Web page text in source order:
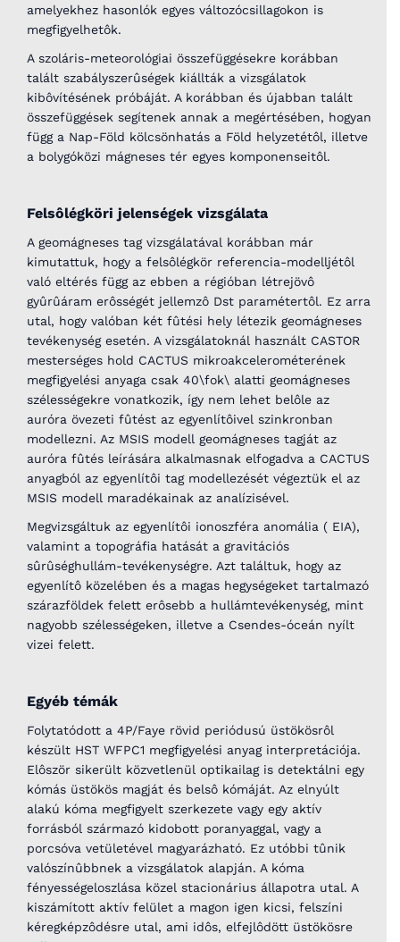
amelyekhez hasonlók egyes változócsillagokon is
megfigyelhetôk.
A szoláris-meteorológiai összefüggésekre korábban
talált szabályszerûségek kiállták a vizsgálatok
kibôvítésének próbáját. A korábban és újabban talált
összefüggések segítenek annak a megértésében, hogyan
függ a Nap-Föld kölcsönhatás a Föld helyzetétôl, illetve
a bolygóközi mágneses tér egyes komponenseitôl.
Felsôlégköri jelenségek vizsgálata
A geomágneses tag vizsgálatával korábban már
kimutattuk, hogy a felsôlégkör referencia-modelljétôl
való eltérés függ az ebben a régióban létrejövô
gyûrûáram erôsségét jellemzô Dst paramétertôl. Ez arra
utal, hogy valóban két fûtési hely létezik geomágneses
tevékenység esetén. A vizsgálatoknál használt CASTOR
mesterséges hold CACTUS mikroakcelerométerének
megfigyelési anyaga csak 40\fok\ alatti geomágneses
szélességekre vonatkozik, így nem lehet belôle az
auróra övezeti fûtést az egyenlítôivel szinkronban
modellezni. Az MSIS modell geomágneses tagját az
auróra fûtés leírására alkalmasnak elfogadva a CACTUS
anyagból az egyenlítôi tag modellezését végeztük el az
MSIS modell maradékainak az analízisével.
Megvizsgáltuk az egyenlítôi ionoszféra anomália ( EIA),
valamint a topográfia hatását a gravitációs
sûrûséghullám-tevékenységre. Azt találtuk, hogy az
egyenlítô közelében és a magas hegységeket tartalmazó
szárazföldek felett erôsebb a hullámtevékenység, mint
nagyobb szélességeken, illetve a Csendes-óceán nyílt
vizei felett.
Egyéb témák
Folytatódott a 4P/Faye rövid periódusú üstökösrôl
készült HST WFPC1 megfigyelési anyag interpretációja.
Elôször sikerült közvetlenül optikailag is detektálni egy
kómás üstökös magját és belsô kómáját. Az elnyúlt
alakú kóma megfigyelt szerkezete vagy egy aktív
forrásból származó kidobott poranyaggal, vagy a
porcsóva vetületével magyarázható. Ez utóbbi tûnik
valószínûbbnek a vizsgálatok alapján. A kóma
fényességeloszlása közel stacionárius állapotra utal. A
kiszámított aktív felület a magon igen kicsi, felszíni
kéregképzôdésre utal, ami idôs, elfejlôdött üstökösre